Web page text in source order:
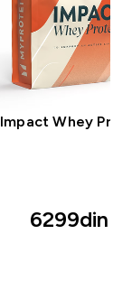
Impact Whey
6299din‎